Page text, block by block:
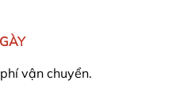
vận chuyển.